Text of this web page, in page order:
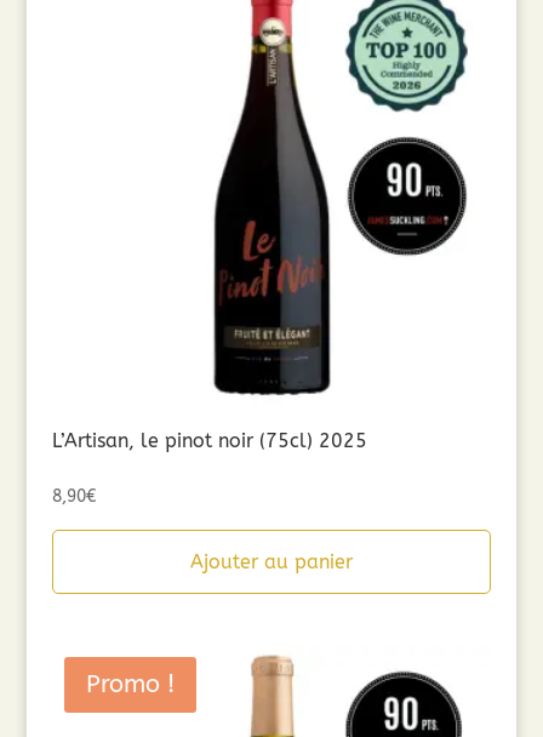
L’Artisan, le pinot noir (75cl) 2025
8,90€
Ajouter au panier
Promo !